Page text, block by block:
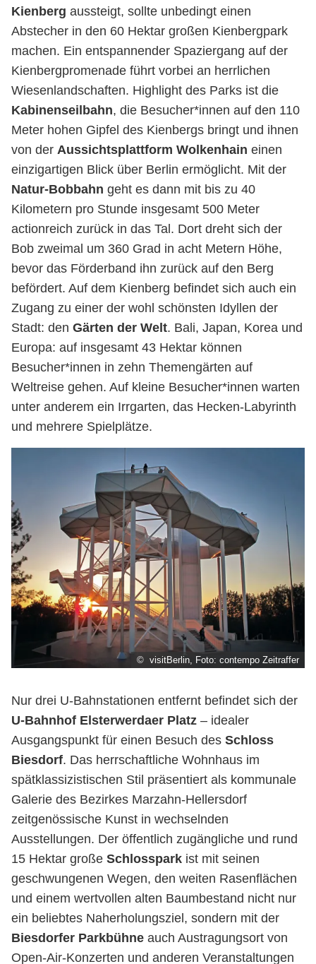
© visitBerlin, Foto: contempo Zeitraffer
Kienberg aussteigt, sollte unbedingt einen
Abstecher in den 60 Hektar großen Kienbergpark
machen. Ein entspannender Spaziergang auf der
Kienbergpromenade führt vorbei an herrlichen
Wiesenlandschaften. Highlight des Parks ist die
Kabinenseilbahn, die Besucher*innen auf den 110
Meter hohen Gipfel des Kienbergs bringt und ihnen
von der Aussichtsplattform Wolkenhain einen
einzigartigen Blick über Berlin ermöglicht. Mit der
Natur-Bobbahn geht es dann mit bis zu 40
Kilometern pro Stunde insgesamt 500 Meter
actionreich zurück in das Tal. Dort dreht sich der
Bob zweimal um 360 Grad in acht Metern Höhe,
bevor das Förderband ihn zurück auf den Berg
befördert. Auf dem Kienberg befindet sich auch ein
Zugang zu einer der wohl schönsten Idyllen der
Stadt: den Gärten der Welt. Bali, Japan, Korea und
Europa: auf insgesamt 43 Hektar können
Besucher*innen in zehn Themengärten auf
Weltreise gehen. Auf kleine Besucher*innen warten
unter anderem ein Irrgarten, das Hecken-Labyrinth
und mehrere Spielplätze.
Nur drei U-Bahnstationen entfernt befindet sich der
U-Bahnhof Elsterwerdaer Platz – idealer
Ausgangspunkt für einen Besuch des Schloss
Biesdorf. Das herrschaftliche Wohnhaus im
spätklassizistischen Stil präsentiert als kommunale
Galerie des Bezirkes Marzahn-Hellersdorf
zeitgenössische Kunst in wechselnden
Ausstellungen. Der öffentlich zugängliche und rund
15 Hektar große Schlosspark ist mit seinen
geschwungenen Wegen, den weiten Rasenflächen
und einem wertvollen alten Baumbestand nicht nur
ein beliebtes Naherholungsziel, sondern mit der
Biesdorfer Parkbühne auch Austragungsort von
Open-Air-Konzerten und anderen Veranstaltungen